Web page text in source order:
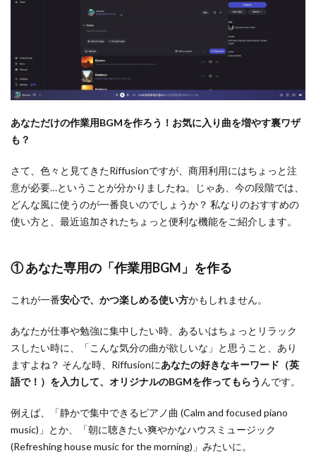
あなただけの作業用BGMを作ろう！お気に入り曲を増やす裏ワザ
も？
さて、色々と見てきたRiffusionですが、商用利用にはちょっと注
意が必要…ということが分かりましたね。じゃあ、今の段階では、
どんな風に使うのが一番良いのでしょうか？ 私なりのおすすめの
使い方と、最近追加されたちょっと便利な機能をご紹介します。
① あなた専用の「作業用BGM」を作る
これが一番安心で、かつ楽しめる使い方かもしれません。
あなたが仕事や勉強に集中したい時、あるいはちょっとリラック
スしたい時に、「こんな気分の曲が欲しいな」と思うこと、あり
ますよね？ そんな時、Riffusionにあなたの好きなキーワード（英
語で！）を入力して、オリジナルのBGMを作ってもらう んです。
例えば、「静かで集中できるピアノ曲 (Calm and focused piano
music)」とか、「朝に聴きたい爽やかなハウスミュージック
(Refreshing house music for the morning)」みたいに。